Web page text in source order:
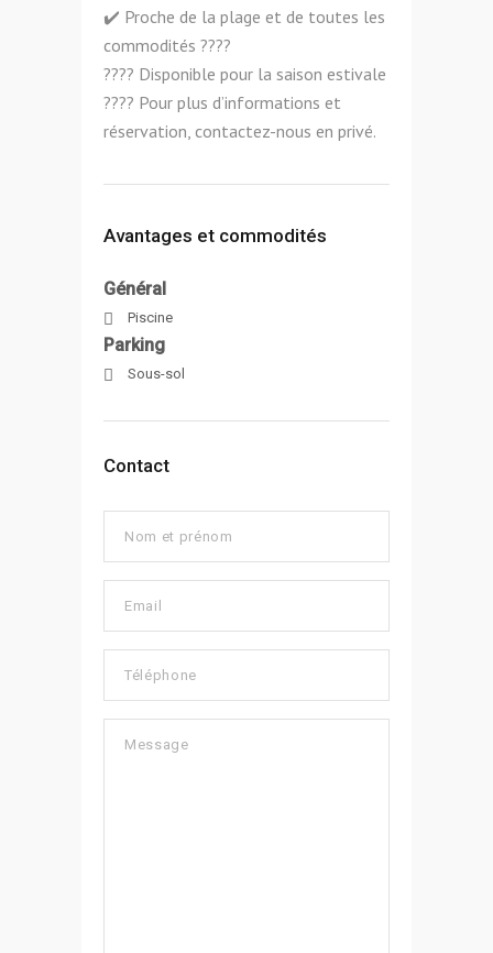
✔️ Proche de la plage et de toutes les
commodités ????
???? Disponible pour la saison estivale
???? Pour plus d’informations et
réservation, contactez-nous en privé.
Avantages et commodités
Général
Piscine
Parking
Sous-sol
Contact